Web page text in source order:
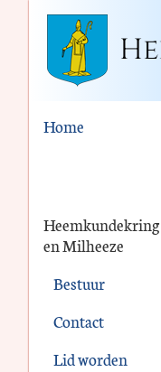
Home
en Milheeze
Bestuur
Contact
Lid worden